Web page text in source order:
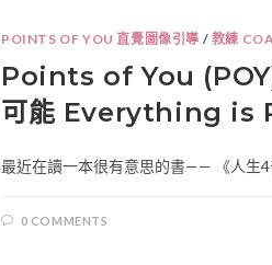
POINTS OF YOU 直覺圖像引導 / 教練
Points of You
可能 Everything is
最近在讀一本很有意思的書—— 《人生4
0 COMMENTS